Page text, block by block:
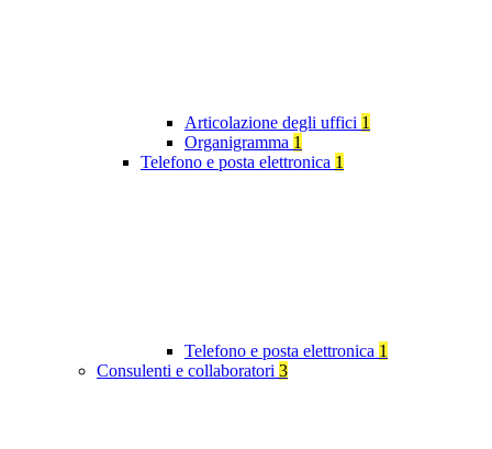
Articolazione degli uffici 1
Organigramma 1
Telefono e posta elettronica 1
Telefono e posta elettronica 1
Consulenti e collaboratori 3